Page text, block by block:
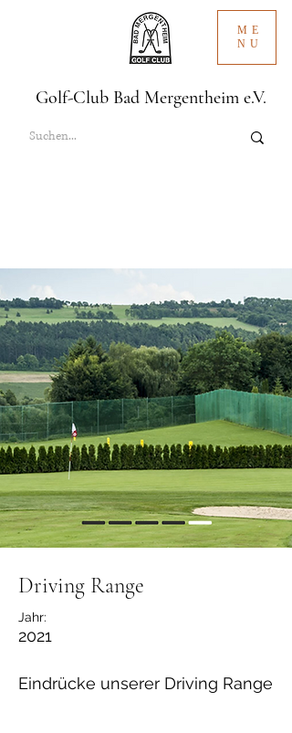
ME
NU
Golf-Club Bad Mergentheim e.V.
Driving Range
Jahr:
2021
Eindrücke unserer Driving Range